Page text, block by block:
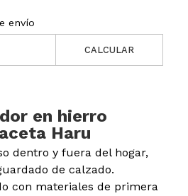
envío
CALCULAR
en hierro
Haru
dentro y fuera del hogar,
de calzado.
con materiales de primera